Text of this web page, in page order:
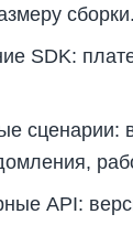
сборки.
SDK:
сценарии:
API: